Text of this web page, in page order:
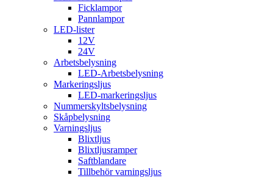
Ficklampor
Pannlampor
LED-lister
12V
24V
Arbetsbelysning
LED-Arbetsbelysning
Markeringsljus
LED-markeringsljus
Nummerskyltsbelysning
Skåpbelysning
Varningsljus
Blixtljus
Blixtljusramper
Saftblandare
Tillbehör varningsljus